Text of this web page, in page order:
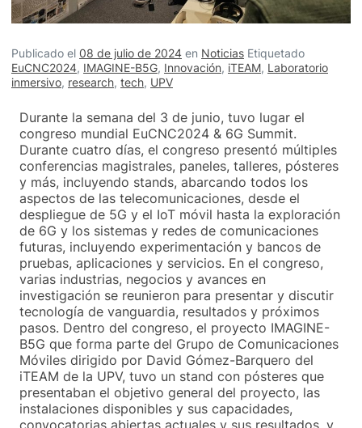
Publicado el 08 de julio de 2024 en Noticias Etiquetado
EuCNC2024, IMAGINE-B5G, Innovación, iTEAM, Laboratorio
inmersivo, research, tech, UPV
Durante la semana del 3 de junio, tuvo lugar el
congreso mundial EuCNC2024 & 6G Summit.
Durante cuatro días, el congreso presentó múltiples
conferencias magistrales, paneles, talleres, pósteres
y más, incluyendo stands, abarcando todos los
aspectos de las telecomunicaciones, desde el
despliegue de 5G y el IoT móvil hasta la exploración
de 6G y los sistemas y redes de comunicaciones
futuras, incluyendo experimentación y bancos de
pruebas, aplicaciones y servicios. En el congreso,
varias industrias, negocios y avances en
investigación se reunieron para presentar y discutir
tecnología de vanguardia, resultados y próximos
pasos. Dentro del congreso, el proyecto IMAGINE-
B5G que forma parte del Grupo de Comunicaciones
Móviles dirigido por David Gómez-Barquero del
iTEAM de la UPV, tuvo un stand con pósteres que
presentaban el objetivo general del proyecto, las
instalaciones disponibles y sus capacidades,
convocatorias abiertas actuales y sus resultados, y